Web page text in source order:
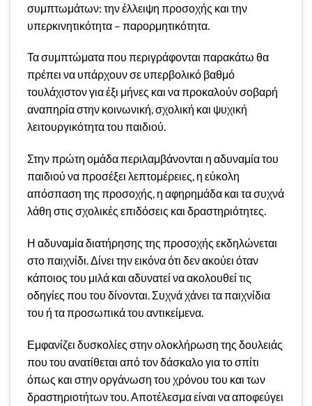
συμπτωμάτων: την έλλειψη προσοχής και την
υπερκινητικότητα – παρορμητικότητα.
Τα συμπτώματα που περιγράφονται παρακάτω θα
πρέπει να υπάρχουν σε υπερβολικό βαθμό
τουλάχιστον για έξι μήνες και να προκαλούν σοβαρή
αναπηρία στην κοινωνική, σχολική και ψυχική
λειτουργικότητα του παιδιού.
Στην πρώτη ομάδα περιλαμβάνονται η αδυναμία του
παιδιού να προσέξει λεπτομέρειες, η εύκολη
απόσπαση της προσοχής, η αφηρημάδα και τα συχνά
λάθη στις σχολικές επιδόσεις και δραστηριότητες.
Η αδυναμία διατήρησης της προσοχής εκδηλώνεται
στο παιχνίδι. Δίνει την εικόνα ότι δεν ακούει όταν
κάποιος του μιλά και αδυνατεί να ακολουθεί τις
οδηγίες που του δίνονται. Συχνά χάνει τα παιχνίδια
του ή τα προσωπικά του αντικείμενα.
Εμφανίζει δυσκολίες στην ολοκλήρωση της δουλειάς
που του ανατίθεται από τον δάσκαλο για το σπίτι
όπως και στην οργάνωση του χρόνου του και των
δραστηριοτήτων του. Αποτέλεσμα είναι να αποφεύγει